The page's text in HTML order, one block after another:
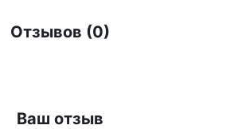
Отзывов (0)
Ваш отзыв